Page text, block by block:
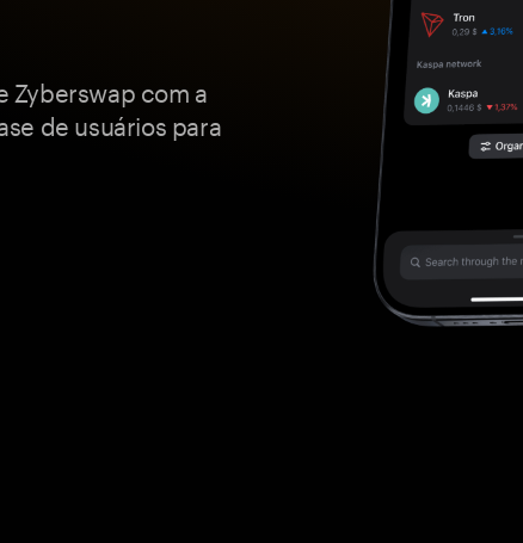
Zyberswap com a
de usuários para